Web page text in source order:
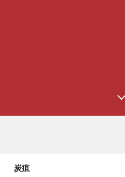
炭疽